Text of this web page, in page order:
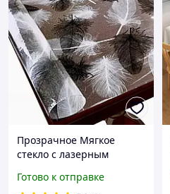
Прозрачное Мягкое
стекло с лазерным
80 см
Готово к отправке